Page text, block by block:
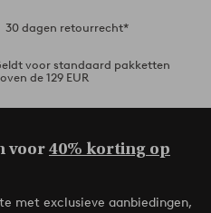
30 dagen retourrecht*
voor standaard pakketten
de 129 EUR
voor40% korting op
met exclusieve aanbiedingen,